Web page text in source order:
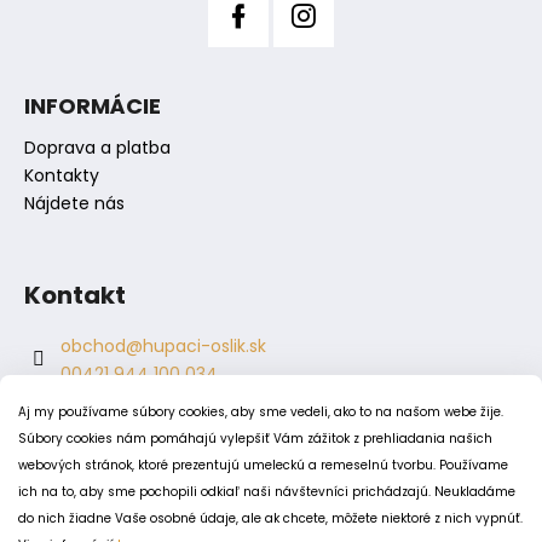
Aj my používame súbory cookies, aby sme vedeli, ako to na našom webe žije.
Súbory cookies nám pomáhajú vylepšiť Vám zážitok z prehliadania našich
webových stránok, ktoré prezentujú umeleckú a remeselnú tvorbu. Používame
ich na to, aby sme pochopili odkiaľ naši návštevníci prichádzajú. Neukladáme
do nich žiadne Vaše osobné údaje, ale ak chcete, môžete niektoré z nich vypnúť.
INFORMÁCIE
Doprava a platba
Kontakty
Nájdete nás
Kontakt
obchod@hupaci-oslik.sk
00421 944 100 034
00421 944 904 704
hupaci.oslik
dagmar.juricova
PODMIENKY